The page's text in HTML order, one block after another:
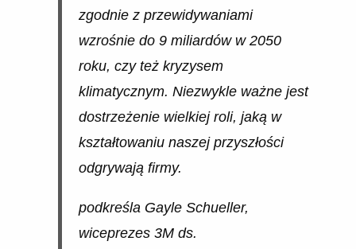
zgodnie z przewidywaniami
wzrośnie do 9 miliardów w 2050
roku, czy też kryzysem
klimatycznym. Niezwykle ważne jest
dostrzeżenie wielkiej roli, jaką w
kształtowaniu naszej przyszłości
odgrywają firmy.
podkreśla Gayle Schueller,
wiceprezes 3M ds.